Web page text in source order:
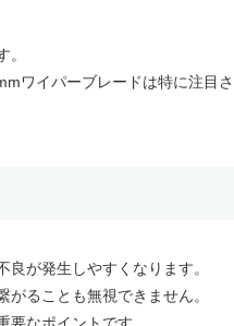
ワイパーブレードは特に注目
が発生しやすくなります。
ることも無視できません。